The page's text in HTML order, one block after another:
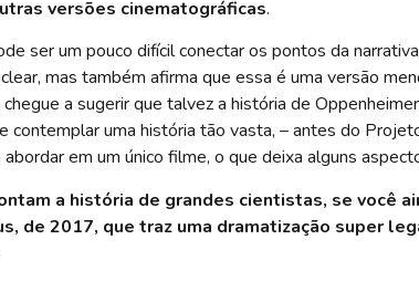
versões cinematográficas.
ser um pouco difícil conectar os pontos da
mas também afirma que essa é uma versão
a sugerir que talvez a história de
contemplar uma história tão vasta, – antes do
abordar em um único filme, o que deixa alguns
a história de grandes cientistas, se você
de 2017, que traz uma dramatização super